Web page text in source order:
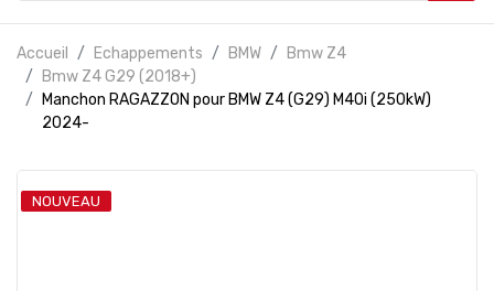
Accueil Echappements BMW
Bmw Z4
Bmw Z4 G29 (2018+)
Manchon RAGAZZON pour BMW Z4 (G29) M40i (250kW)
2024-
NOUVEAU